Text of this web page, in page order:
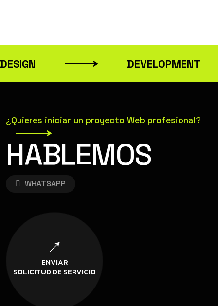
DESIGN DEVELOPMENT
¿Quieres iniciar un proyecto Web profesional?
HABLEMOS
WHATSAPP
ENVIAR
SOLICITUD DE SERVICIO